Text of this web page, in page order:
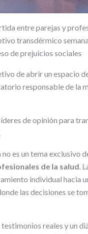
entre parejas y
transdérmico
de prejuicios sociales
de abrir un espacio
responsable de la
de opinión para
es un tema exclusivo
de la salud.
individual hacia
las decisiones se
reales y un